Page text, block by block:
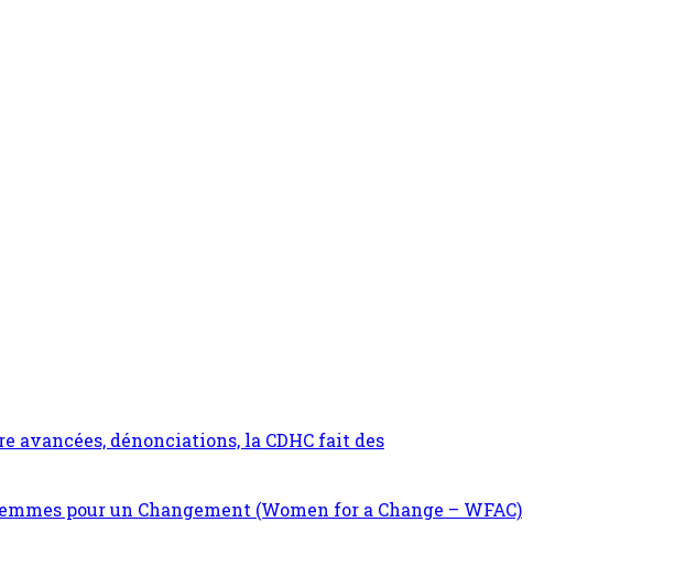
avancées, dénonciations, la CDHC fait des
pour un Changement (Women for a Change – WFAC)